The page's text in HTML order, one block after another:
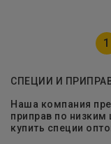
1
СПЕЦИИ И
Наша компания
приправ по
купить специи